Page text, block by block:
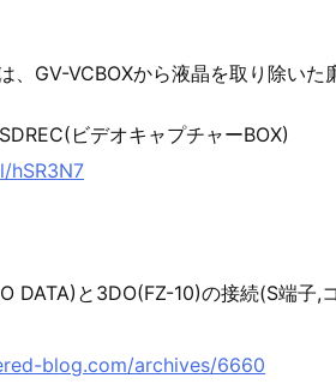
、GV-VCBOXから液晶を取り除いた
ビデオキャプチャーBOX)
hSR3N7
DATA)と3DO(FZ-10)の接続(S端子
blog.com/archives/6660